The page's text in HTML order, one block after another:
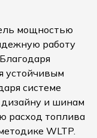
мощностью
работу
устойчивым
системе
дизайну и шинам
расход топлива
WLTP.